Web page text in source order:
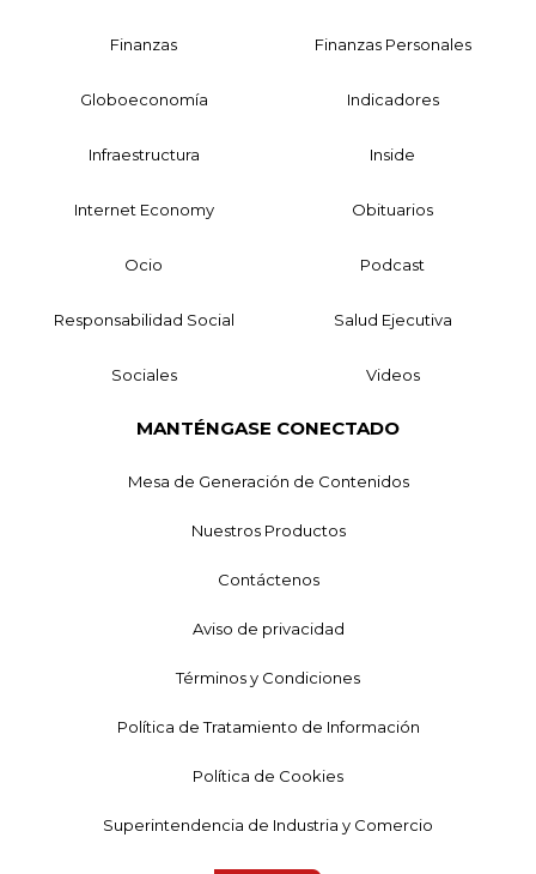
Finanzas Finanzas Personales
Globoeconomía Indicadores
Infraestructura Inside
Internet Economy Obituarios
Ocio Podcast
Responsabilidad Social Salud Ejecutiva
Sociales Videos
MANTÉNGASE CONECTADO
Mesa de Generación de Contenidos
Nuestros Productos
Contáctenos
Aviso de privacidad
Términos y Condiciones
Política de Tratamiento de Información
Política de Cookies
Superintendencia de Industria y Comercio